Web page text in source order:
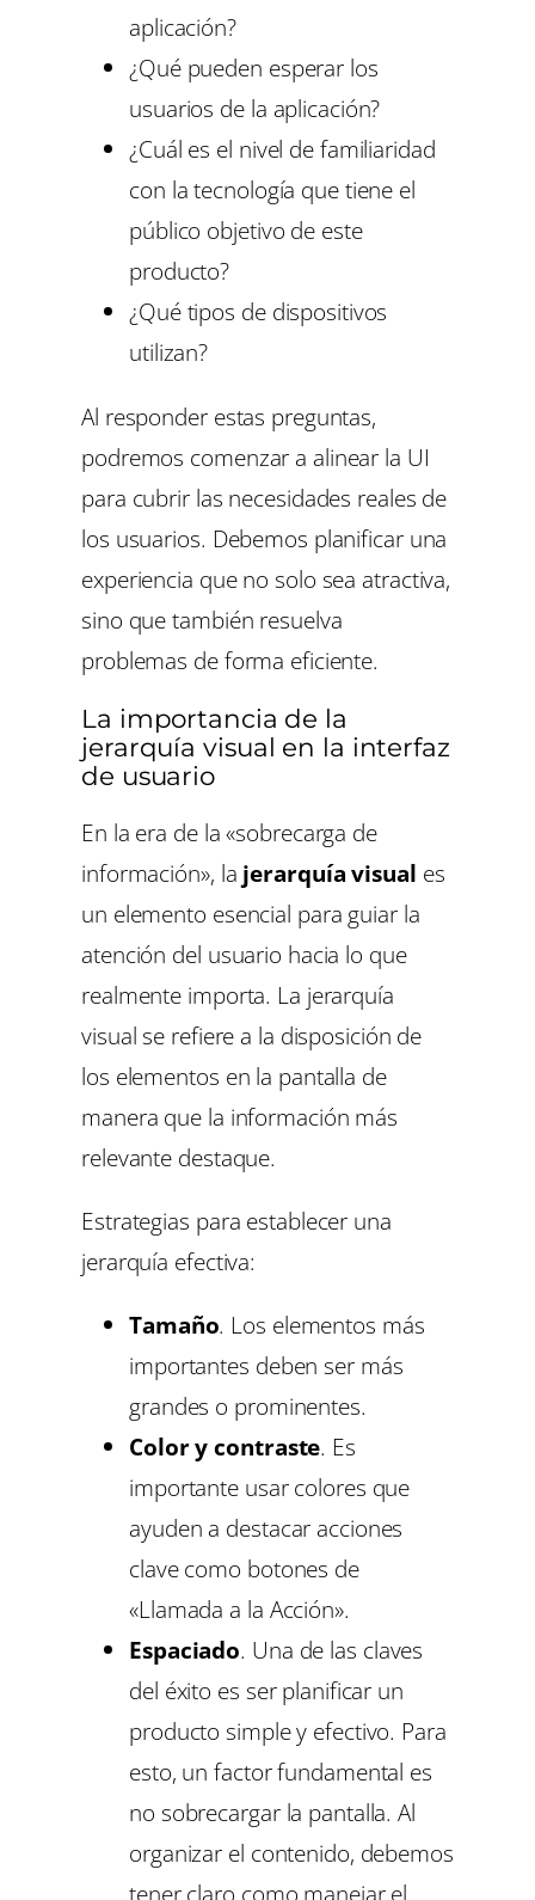
aplicación?
¿Qué pueden esperar los
usuarios de la aplicación?
¿Cuál es el nivel de familiaridad
con la tecnología que tiene el
público objetivo de este
producto?
¿Qué tipos de dispositivos
utilizan?
Al responder estas preguntas,
podremos comenzar a alinear la UI
para cubrir las necesidades reales de
los usuarios. Debemos planificar una
experiencia que no solo sea atractiva,
sino que también resuelva
problemas de forma eficiente.
La importancia de la
jerarquía visual en la interfaz
de usuario
En la era de la «sobrecarga de
información», la jerarquía visual es
un elemento esencial para guiar la
atención del usuario hacia lo que
realmente importa. La jerarquía
visual se refiere a la disposición de
los elementos en la pantalla de
manera que la información más
relevante destaque.
Estrategias para establecer una
jerarquía efectiva:
Tamaño. Los elementos más
importantes deben ser más
grandes o prominentes.
Color y contraste. Es
importante usar colores que
ayuden a destacar acciones
clave como botones de
«Llamada a la Acción».
Espaciado. Una de las claves
del éxito es ser planificar un
producto simple y efectivo. Para
esto, un factor fundamental es
no sobrecargar la pantalla. Al
organizar el contenido, debemos